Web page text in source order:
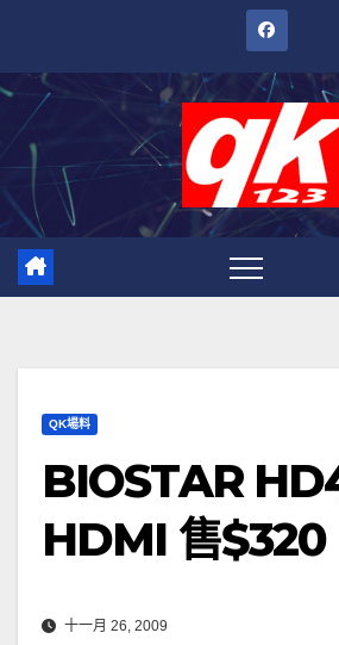
內
QK場料
BIOSTAR
HDMI 售$320
十一月 26, 2009